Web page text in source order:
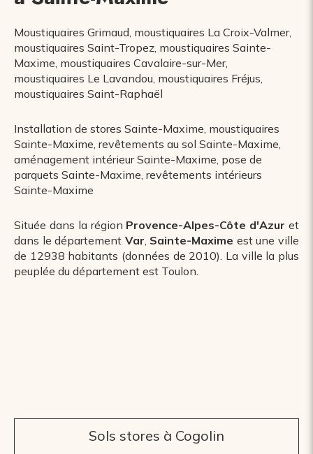
Moustiquaires Grimaud, moustiquaires La Croix-Valmer,
moustiquaires Saint-Tropez, moustiquaires Sainte-
Maxime, moustiquaires Cavalaire-sur-Mer,
moustiquaires Le Lavandou, moustiquaires Fréjus,
moustiquaires Saint-Raphaël
Installation de stores Sainte-Maxime, moustiquaires
Sainte-Maxime, revêtements au sol Sainte-Maxime,
aménagement intérieur Sainte-Maxime, pose de
parquets Sainte-Maxime, revêtements intérieurs
Sainte-Maxime
Située dans la région Provence-Alpes-Côte d'Azur et
dans le département Var, Sainte-Maxime est une ville
de 12938 habitants (données de 2010). La ville la plus
peuplée du département est Toulon.
Sols stores à Cogolin